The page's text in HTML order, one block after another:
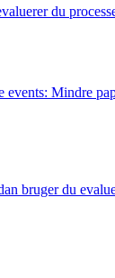
du
events: Mindre
bruger du